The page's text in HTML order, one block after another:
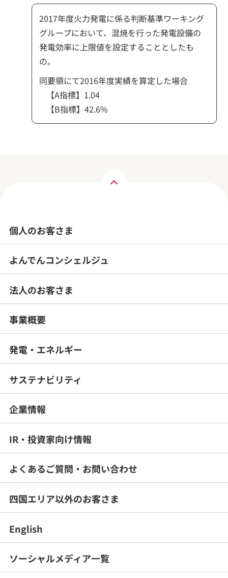
2017年度火力発電に係る判断基準ワーキング
グループにおいて、混焼を行った発電設備の
発電効率に上限値を設定することとしたも
の。
同要領にて2016年度実績を算定した場合
【A指標】1.04
【B指標】42.6%
個人のお客さま
よんでんコンシェルジュ
法人のお客さま
事業概要
発電・エネルギー
サステナビリティ
企業情報
IR・投資家向け情報
よくあるご質問・ お問い合わせ
四国エリア以外のお客さま
English
ソーシャルメディア一覧